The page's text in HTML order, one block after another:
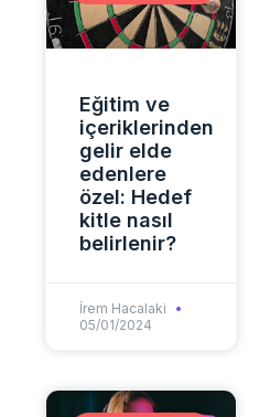
Eğitim ve
içeriklerinden
gelir elde
edenlere
özel: Hedef
kitle nasıl
belirlenir?
İrem Hacalaki
05/01/2024